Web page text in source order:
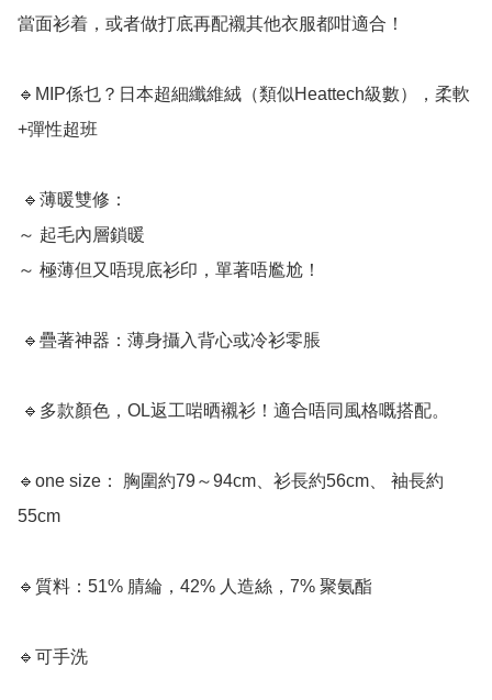
當面衫着，或者做打底再配襯其他衣服都咁適合！
🔹MIP係乜？日本超細纖維絨（類似Heattech級數），柔軟
+彈性超班
～ 起毛內層鎖暖
～ 極薄但又唔現底衫印，單著唔尷尬！
🔹one size： 胸圍約79～94cm、衫長約56cm、 袖長約
55cm
🔹質料：51% 腈綸，42% 人造絲，7% 聚氨酯
🔹可手洗